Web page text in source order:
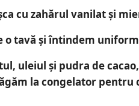
cu zahărul vanilat și
o tavă și întindem
uleiul și pudra de
la congelator pentru